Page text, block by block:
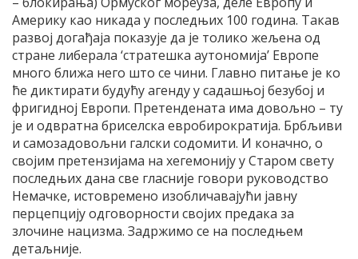
Америку као никада у последњих 100 година. Такав
развој догађаја показује да је толико жељена од
стране либерала ‘стратешка аутономија’ Европе
много ближа него што се чини. Главно питање је ко
ће диктирати будућу агенду у садашњој безубој и
фригидној Европи. Претендената има довољно – ту
је и одвратна бриселска евробирократија. Брбљиви
и самозадовољни галски содомити. И коначно, о
својим претензијама на хегемонију у Старом свету
последњих дана све гласније говори руководство
Немачке, истовремено изобличавајући јавну
перцепцију одговорности својих предака за
злочине нацизма. Задржимо се на последњем
детаљније.